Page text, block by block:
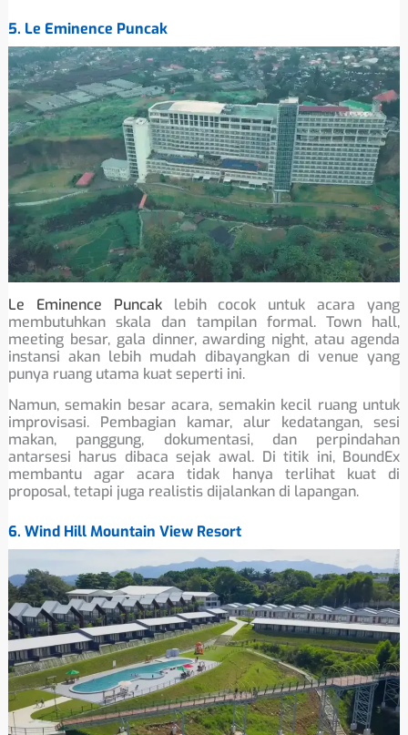
5. Le Eminence Puncak
Le Eminence Puncaklebih cocok untuk acara yang
membutuhkan skala dan tampilan formal. Town hall,
meeting besar, gala dinner, awarding night, atau agenda
instansi akan lebih mudah dibayangkan di venue yang
punya ruang utama kuat seperti ini.
Namun, semakin besar acara, semakin kecil ruang untuk
improvisasi. Pembagian kamar, alur kedatangan, sesi
makan, panggung, dokumentasi, dan perpindahan
antarsesi harus dibaca sejak awal. Di titik ini, BoundEx
membantu agar acara tidak hanya terlihat kuat di
proposal, tetapi juga realistis dijalankan di lapangan.
6. Wind Hill Mountain View Resort